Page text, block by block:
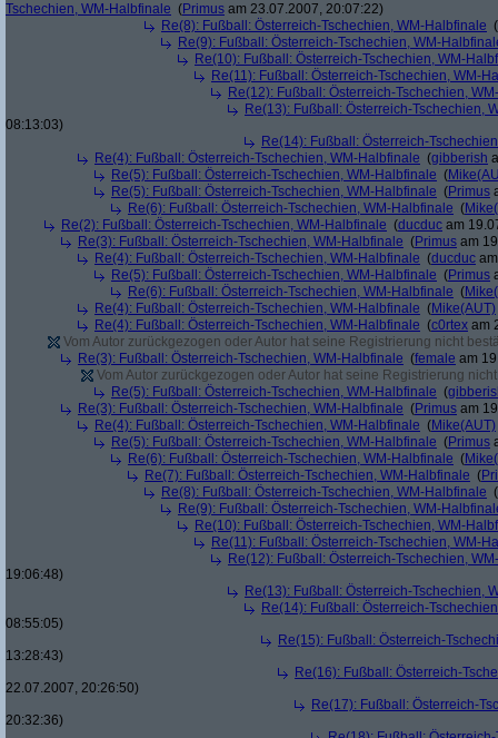
Tschechien, WM-Halbfinale (Primus am 23.07.2007, 20:07:22)
Re(8): Fußball: Österreich-Tschechien, WM-Halbfinale (
Re(9): Fußball: Österreich-Tschechien, WM-
Re(10): Fußball: Österreich-Tschechien, WM-
Re(11): Fußball: Österreich-Tschechien, WM-
Re(12): Fußball: Österreich-Tschechien,
Re(13): Fußball: Österreich-Tschechien,
08:13:03)
Re(14): Fußball: Österreich-
Re(4): Fußball: Österreich-Tschechien, WM-Halbfinale (gibberish
Re(5): Fußball: Österreich-Tschechien, WM-Halbfinale (
Re(5): Fußball: Österreich-Tschechien, WM-Halbfinale (Primus
Re(6): Fußball: Österreich-Tschechien, WM-Halbfinale (
Re(2): Fußball: Österreich-Tschechien, WM-Halbfinale (ducduc am
Re(3): Fußball: Österreich-Tschechien, WM-Halbfinale (Primus am
Re(4): Fußball: Österreich-Tschechien, WM-Halbfinale (ducduc
Re(5): Fußball: Österreich-Tschechien, WM-Halbfinale (Primus
Re(6): Fußball: Österreich-Tschechien, WM-Halbfinale (
Re(4): Fußball: Österreich-Tschechien, WM-Halbfinale (Mike(AUT)
Re(4): Fußball: Österreich-Tschechien, WM-Halbfinale (c0rtex am
Vom Autor zurückgezogen oder Autor hat seine Registrierung nicht
Re(3): Fußball: Österreich-Tschechien, WM-Halbfinale (female am
Vom Autor zurückgezogen oder Autor hat seine Registrierung
Re(5): Fußball: Österreich-Tschechien, WM-Halbfinale (
Re(3): Fußball: Österreich-Tschechien, WM-Halbfinale (Primus am
Re(4): Fußball: Österreich-Tschechien, WM-Halbfinale (Mike(AUT)
Re(5): Fußball: Österreich-Tschechien, WM-Halbfinale (Primus
Re(6): Fußball: Österreich-Tschechien, WM-Halbfinale (
Re(7): Fußball: Österreich-Tschechien, WM-Halbfinale (
Re(8): Fußball: Österreich-Tschechien, WM-Halbfinale (
Re(9): Fußball: Österreich-Tschechien, WM-
Re(10): Fußball: Österreich-Tschechien, WM-
Re(11): Fußball: Österreich-Tschechien, WM-
Re(12): Fußball: Österreich-Tschechien,
19:06:48)
Re(13): Fußball: Österreich-Tschechien,
Re(14): Fußball: Österreich-
08:55:05)
Re(15): Fußball: Österreich-
13:28:43)
Re(16): Fußball: Österreich-
22.07.2007, 20:26:50)
Re(17): Fußball: Österreich-
20:32:36)